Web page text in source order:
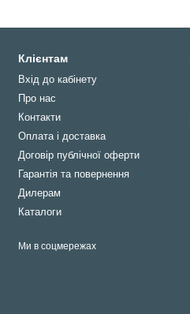
Клієнтам
Вхід до кабінету
Про нас
Контакти
Оплата і доставка
Договір публічної оферти
Гарантія та повернення
Дилерам
Каталоги
Ми в соцмережах